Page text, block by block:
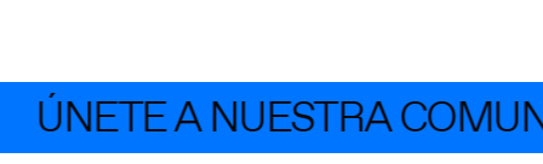
A NUESTRA